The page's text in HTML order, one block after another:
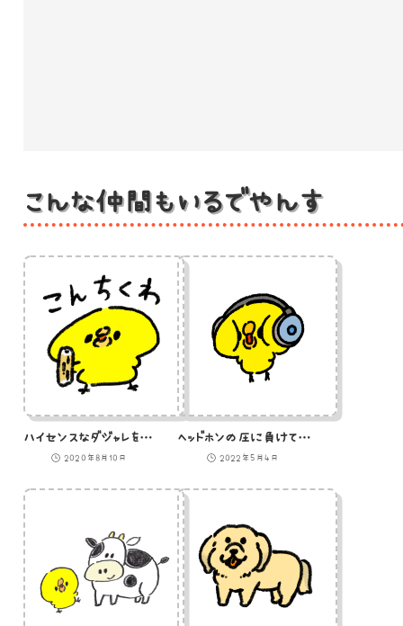
こんな仲間もいるでやんす
ハイセンスなダジャレを披露するひよこのイラスト
2020年8月10日
ヘッドホンの圧に負けているひよこのイラスト
2022年5月4日